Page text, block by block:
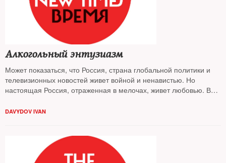
Алкогольный энтузиазм
Может показаться, что Россия, страна глобальной политики и
телевизионных новостей живет войной и ненавистью. Но
настоящая Россия, отраженная в мелочах, живет любовью. В
алкоголю
DAVYDOV IVAN